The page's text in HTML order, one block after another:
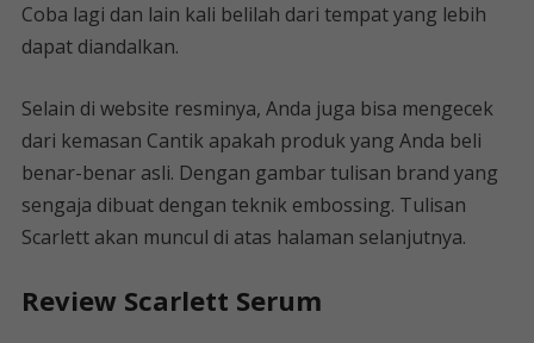
Coba lagi dan lain kali belilah dari tempat yang lebih
dapat diandalkan.
Selain di website resminya, Anda juga bisa mengecek
dari kemasan Cantik apakah produk yang Anda beli
benar-benar asli. Dengan gambar tulisan brand yang
sengaja dibuat dengan teknik embossing. Tulisan
Scarlett akan muncul di atas halaman selanjutnya.
Review Scarlett Serum